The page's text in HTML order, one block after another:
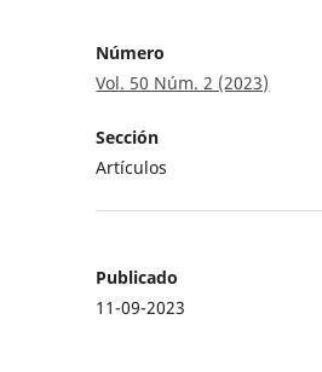
Número
Vol. 50 Núm. 2 (2023)
Sección
Artículos
Publicado
11-09-2023